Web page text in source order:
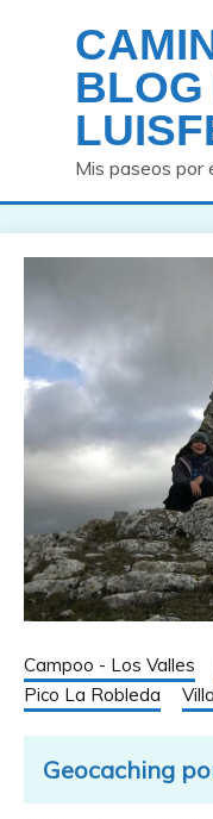
contenidoBLOG
Mis paseos por
Campoo - Los Valles
Pico La Robleda
Geocaching